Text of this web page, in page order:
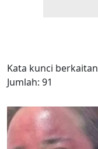
Kata kunci berkaitan
Jumlah: 91